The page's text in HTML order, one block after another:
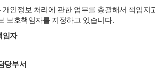
개인정보 처리에 관한 업무를 총괄해서 책임
보호책임자를 지정하고 있습니다.
임자
당부서